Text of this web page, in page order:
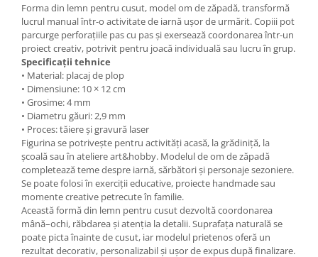
Forma din lemn pentru cusut, model om de zăpadă, transformă
lucrul manual într-o activitate de iarnă ușor de urmărit. Copiii pot
parcurge perforațiile pas cu pas și exersează coordonarea într-un
proiect creativ, potrivit pentru joacă individuală sau lucru în grup.
Specificații tehnice
• Material: placaj de plop
• Dimensiune: 10 × 12 cm
• Grosime: 4 mm
• Diametru găuri: 2,9 mm
• Proces: tăiere și gravură laser
Figurina se potrivește pentru activități acasă, la grădiniță, la
școală sau în ateliere art&hobby. Modelul de om de zăpadă
completează teme despre iarnă, sărbători și personaje sezoniere.
Se poate folosi în exerciții educative, proiecte handmade sau
momente creative petrecute în familie.
Această formă din lemn pentru cusut dezvoltă coordonarea
mână–ochi, răbdarea și atenția la detalii. Suprafața naturală se
poate picta înainte de cusut, iar modelul prietenos oferă un
rezultat decorativ, personalizabil și ușor de expus după finalizare.